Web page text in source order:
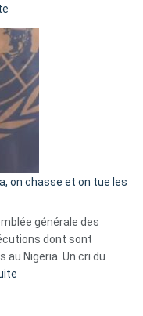
Tegnér
exulte
« Zemmour
a
tout
parle
ses
tripes »
on chasse et on tue les
générale des
dont sont
Nigeria. Un cri du